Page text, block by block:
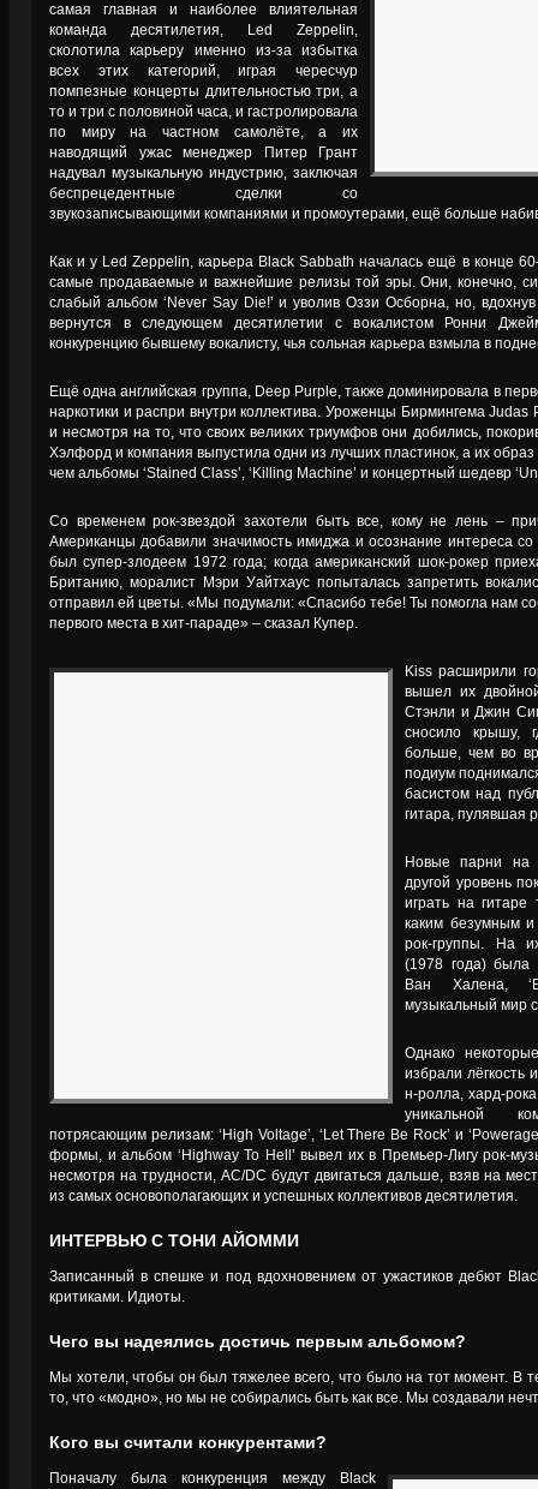
самая главная и наиболее влиятельная
команда десятилетия, Led Zeppelin,
сколотила карьеру именно из-за избытка
всех этих категорий, играя чересчур
помпезные концерты длительностью три, а
то и три с половиной часа, и гастролировала
по миру на частном самолёте, а их
наводящий ужас менеджер Питер Грант
надувал музыкальную индустрию, заключая
беспрецедентные сделки со
звукозаписывающими компаниями и промоутерами, ещё больше
Как и у Led Zeppelin, карьера Black Sabbath началась ещё в конце
самые продаваемые и важнейшие релизы той эры. Они, конечно,
слабый альбом ‘Never Say Die!’ и уволив Оззи Осборна, но,
вернутся в следующем десятилетии с вокалистом Ронни
конкуренцию бывшему вокалисту, чья сольная карьера взмыла в
Ещё одна английская группа, Deep Purple, также доминировала в
наркотики и распри внутри коллектива. Уроженцы Бирмингема Judas
и несмотря на то, что своих великих триумфов они добились,
Хэлфорд и компания выпустила одни из лучших пластинок, а их
чем альбомы ‘Stained Class’, ‘Killing Machine’ и концертный шедевр
Со временем рок-звездой захотели быть все, кому не лень –
Американцы добавили значимость имиджа и осознание интереса
был супер-злодеем 1972 года; когда американский шок-рокер
Британию, моралист Мэри Уайтхаус попыталась запретить
отправил ей цветы. «Мы подумали: «Спасибо тебе! Ты помогла нам
первого места в хит-параде» – сказал Купер.
Kiss расширили
вышел их
Стэнли и Джин
сносило крышу,
больше, чем во
подиум
басистом над
гитара, пулявшая
Новые парни на
другой уровень
играть на
каким безумным
рок-группы. На
(1978 года) была
Ван Халена,
музыкальный мир с
Однако
избрали лёгкость
н-ролла, хард-
уникальной
потрясающим релизам: ‘High Voltage’, ‘Let There Be Rock’ и
формы, и альбом ‘Highway To Hell’ вывел их в Премьер-Лигу рок-
несмотря на трудности, AC/DC будут двигаться дальше, взяв на
из самых основополагающих и успешных коллективов десятилетия.
ИНТЕРВЬЮ С ТОНИ АЙОММИ
Записанный в спешке и под вдохновением от ужастиков дебют
критиками. Идиоты.
Чего вы надеялись достичь первым альбомом?
Мы хотели, чтобы он был тяжелее всего, что было на тот момент. В
то, что «модно», но мы не собирались быть как все. Мы создавали
Кого вы считали конкурентами?
Поначалу была конкуренция между Black